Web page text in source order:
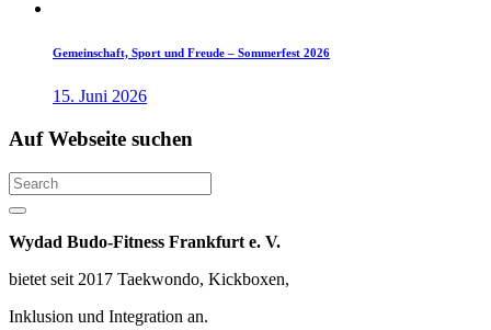
Gemeinschaft, Sport und Freude – Sommerfest 2026
15. Juni 2026
AufWebseite suchen
Search
Wydad Budo-Fitness Frankfurt e. V.
bietet seit 2017 Taekwondo, Kickboxen,
Inklusion und Integration an.